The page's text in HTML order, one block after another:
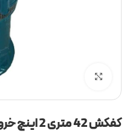
برای بزرگنمایی کلیک کنید
کفکش 42 متری 2 اینچ خروجی بالا CNB